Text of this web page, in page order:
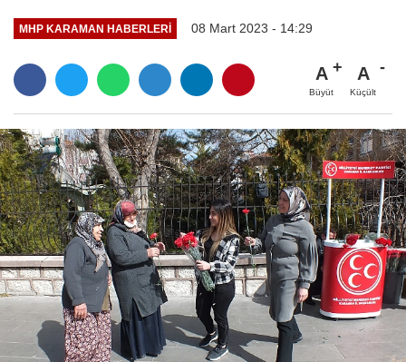
MHP KARAMAN HABERLERI 08 Mart 2023 - 14:29
A
Büyüt
A
Küçült